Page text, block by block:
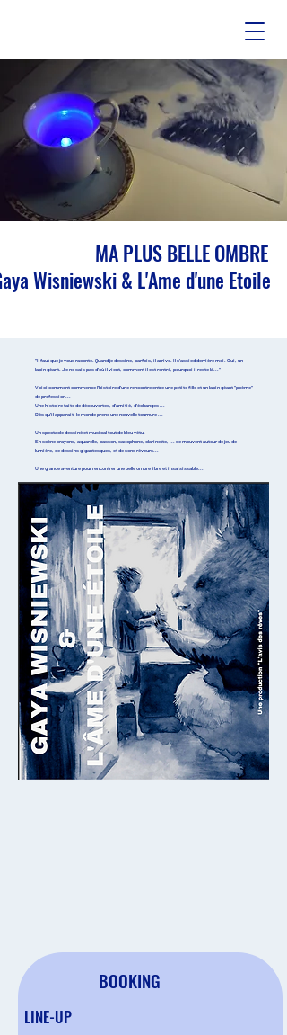
PLUS BELLE OMBRE
Wisniewski & L'Ame d'une Etoile
"Il faut que je vous raconte. Quand je dessine, parfois, il arrive. Il s'assied derrière moi. Oui, un
lapin géant. Je ne sais pas d'où il vient, comment il est rentré, pourquoi il reste là..."
Voici comment commence l'histoire d'une rencontre entre une petite fille et un lapin géant "poème"
de profession...
Une histoire faite de découvertes, d'amitié, d'échanges ...
Dés qu'il apparait, le monde prend une nouvelle tournure ...
Un spectacle dessiné et musical tout de bleu vêtu.
En scène crayons, aquarelle, basson, saxophone, clarinette, ... se mouvent autour de jeu de
lumière, de dessins gigantesques, et de sons rêveurs...
Une grande aventure pour rencontrer une belle ombre libre et insaisissable...
LINE-UP
BOOKING